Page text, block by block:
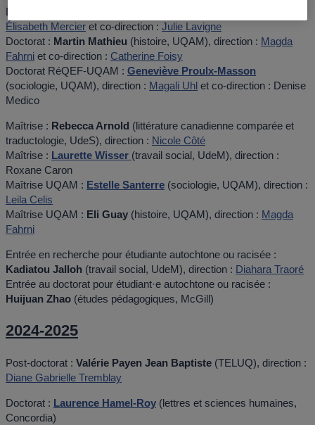
Doctorat :
Élisabeth Mercier et co-direction : Julie Lavigne
Doctorat : Martin Mathieu (histoire, UQAM), direction : Magda
Fahrni et co-direction : Catherine Foisy
Doctorat RéQEF-UQAM : Geneviève Proulx-Masson
(sociologie, UQAM), direction : Magali Uhl et co-direction : Denise
Medico
Maîtrise : Rebecca Arnold (littérature canadienne comparée et
traductologie, UdeS), direction : Nicole Côté
Maîtrise : Laurette Wisser (travail social, UdeM), direction :
Roxane Caron
Maîtrise UQAM : Estelle Santerre (sociologie, UQAM), direction :
Leila Celis
Maîtrise UQAM : Eli Guay (histoire, UQAM), direction : Magda
Fahrni
Entrée en recherche pour étudiante autochtone ou racisée :
Kadiatou Jalloh (travail social, UdeM), direction : Diahara Traoré
Entrée au doctorat pour étudiant·e autochtone ou racisée :
Huijuan Zhao (études pédagogiques, McGill)
2024-2025
Post-doctorat : Valérie Payen Jean Baptiste (TELUQ), direction :
Diane Gabrielle Tremblay
Doctorat : Laurence Hamel-Roy (lettres et sciences humaines,
Concordia)